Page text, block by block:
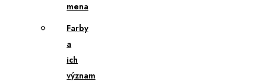
mena
Farby
a
ich
význam